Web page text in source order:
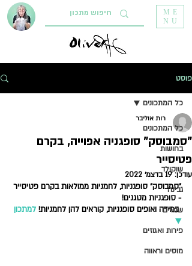
ME
NU
פוסט
כל המתכונים
בחושות
שוקולד
גבינה
שמרים
פירות ואגוזים
מוסים וראווה
כל המתכונים
"סמבוסק" סופגניה אפוייה, בקרם
פטיסייר
רות אוליבר
עודכן:19 בדצמ׳ 2022
"סמבוסק" סופגניות, לחמניות ממולאות בקרם פטיסייר
- סופגניות מטגנים!
במידה ואופים סופגניות, קוראים להן לחמניות!
למתכון
▼